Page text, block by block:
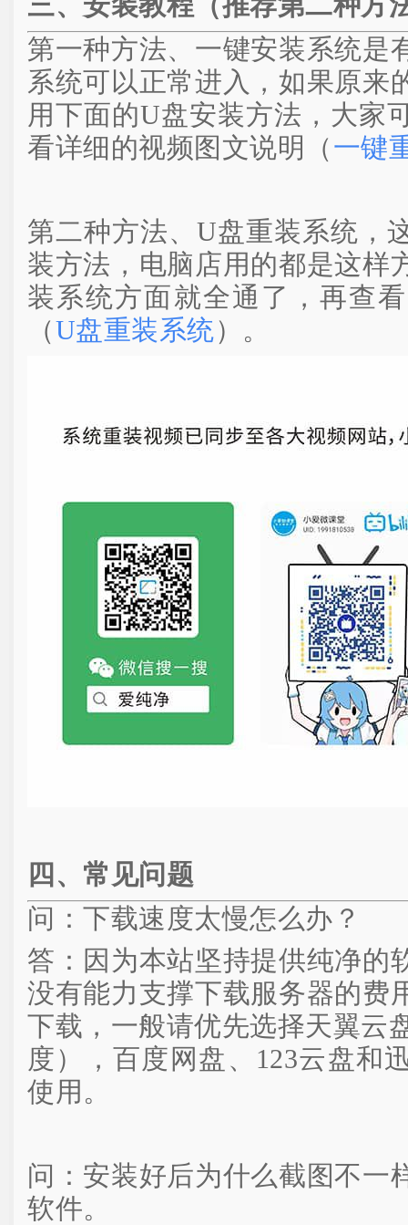
第一种方法、一键安装系统是
系统可以正常进入，如果原来
用下面的U盘安装方法，大家
看详细的视频图文说明（一键
第二种方法、U盘重装系统，
装方法，电脑店用的都是这样
装系统方面就全通了，再查
（U盘重装系统）。
四、常见问题
问：下载速度太慢怎么办？
答：因为本站坚持提供纯净的
没有能力支撑下载服务器的费
下载，一般请优先选择天翼云
度），百度网盘、123云盘和
使用。
问：安装好后为什么截图不一
软件。